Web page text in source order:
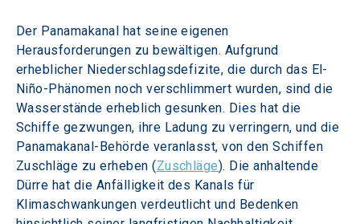
Der Panamakanal hat seine eigenen
Herausforderungen zu bewältigen. Aufgrund
erheblicher Niederschlagsdefizite, die durch das El-
Niño-Phänomen noch verschlimmert wurden, sind die
Wasserstände erheblich gesunken. Dies hat die
Schiffe gezwungen, ihre Ladung zu verringern, und die
Panamakanal-Behörde veranlasst, von den Schiffen
Zuschläge zu erheben (Zuschläge). Die anhaltende
Dürre hat die Anfälligkeit des Kanals für
Klimaschwankungen verdeutlicht und Bedenken